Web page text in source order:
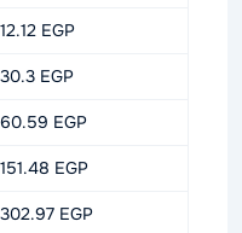
12.12 EGP
30.3 EGP
60.59 EGP
151.48 EGP
302.97 EGP